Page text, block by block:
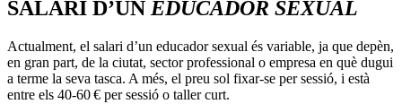
SALARI D’UN EDUCADOR SEXUAL
Actualment, el salari d’un educador sexual és variable, ja que depèn,
en gran part, de la ciutat, sector professional o empresa en què dugui
a terme la seva tasca. A més, el preu sol fixar-se per sessió, i està
entre els 40-60 € per sessió o taller curt.